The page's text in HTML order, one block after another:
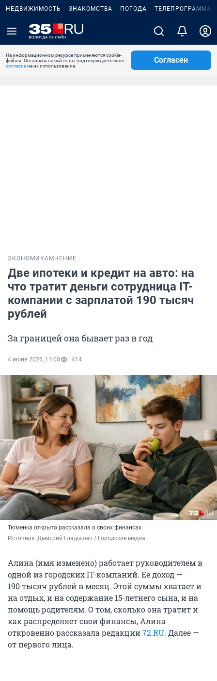
НЕДВИЖИМОСТЬ ЗНАКОМСТВА ПОГОДА ТЕЛЕПРОГРАММА
На информационном ресурсе применяются cookie-
файлы. Оставаясь на сайте, вы подтверждаете свое
согласиена их использование.
Согласен
ЭКОНОМИКА МНЕНИЕ
Две ипотеки и кредит на авто: на
что тратит деньги сотрудница IT-
компании с зарплатой 190 тысяч
рублей
За границей она бывает раз в год
4 июня 2026, 11:00 414
Тюменка открыто рассказала о своих финансах
Источник: Дмитрий Гладышев / Городские медиа
Алина (имя изменено) работает руководителем в
одной из городских IT-компаний. Ее доход —
190 тысяч рублей в месяц. Этой суммы хватает и
на отдых, и на содержание 15-летнего сына, и на
помощь родителям. О том, сколько она тратит и
как распределяет свои финансы, Алина
откровенно рассказала редакции72.RU. Далее —
от первого лица.